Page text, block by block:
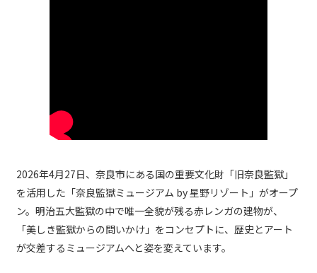
2026年4月27日、奈良市にある国の重要文化財「旧奈良監獄」
を活用した「奈良監獄ミュージアム by 星野リゾート」がオープ
ン。明治五大監獄の中で唯一全貌が残る赤レンガの建物が、
「美しき監獄からの問いかけ」をコンセプトに、歴史とアート
が交差するミュージアムへと姿を変えています。